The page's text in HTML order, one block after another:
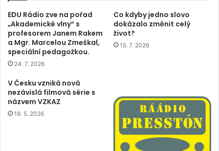
EDU Rádio zve na pořad
„Akademické vlny“ s
profesorem Janem Rakem
a Mgr. Marcelou Zmeškal,
speciální pedagožkou.
24. 7. 2026
Co kdyby jedno slovo
dokázalo změnit celý
život?
15. 7. 2026
V Česku vzniká nová
nezávislá filmová série s
názvem VZKAZ
18. 5. 2026